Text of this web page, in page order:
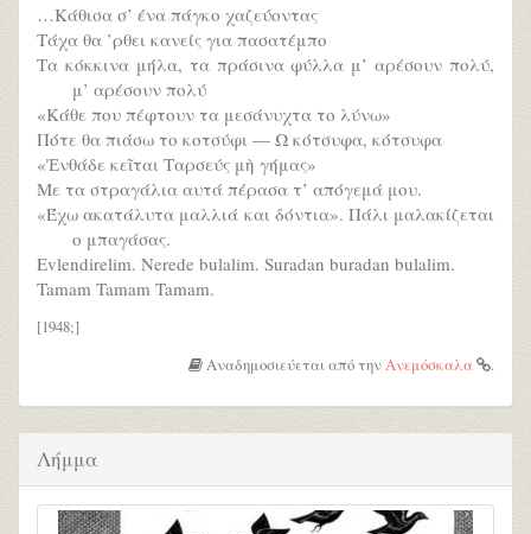
…Κάθισα σ’ ένα πάγκο χαζεύοντας
Τάχα θα ’ρθει κανείς για πασατέμπο
Τα κόκκινα μήλα, τα πράσινα φύλλα μ’ αρέσουν πολύ,
μ’ αρέσουν πολύ
«Κάθε που πέφτουν τα μεσάνυχτα το λύνω»
Πότε θα πιάσω το κοτσύφι — Ω κότσυφα, κότσυφα
«Ἐνθάδε κεῖται Ταρσεύς μὴ γήμας»
Με τα στραγάλια αυτά πέρασα τ’ απόγεμά μου.
«Έχω ακατάλυτα μαλλιά και δόντια». Πάλι μαλακίζεται
ο μπαγάσας.
Evlendirelim. Nerede bulalim. Suradan buradan bulalim.
Tamam Tamam Tamam.
[1948;]
Αναδημοσιεύεται από την Ανεμόσκαλα .
Λήμμα